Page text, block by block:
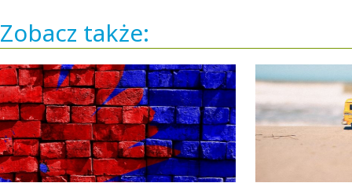
Zobacz także: